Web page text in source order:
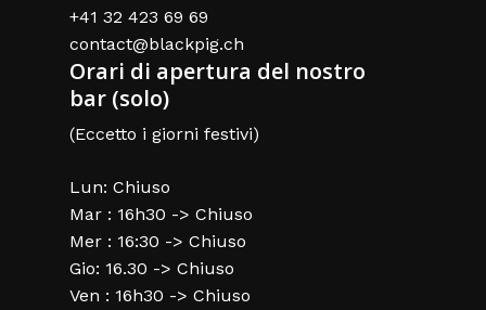
+41 32 423 69 69
contact@blackpig.ch
Orari di apertura del nostro
bar (solo)
(Eccetto i giorni festivi)
Lun: Chiuso
Mar : 16h30 -> Chiuso
Mer : 16:30 -> Chiuso
Gio: 16.30 -> Chiuso
Ven : 16h30 -> Chiuso